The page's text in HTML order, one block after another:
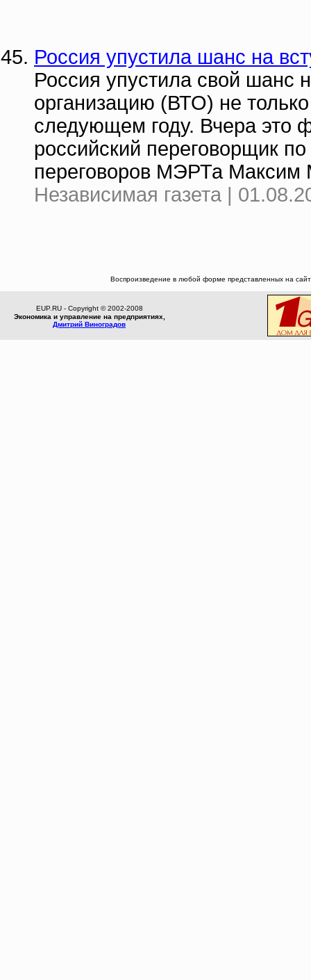
Россия упустила шанс на
Россия упустила свой шанс
организацию (ВТО) не
следующем году. Вчера это
российский переговорщик
переговоров МЭРТа Максим
Независимая газета |
Воспроизведение в любой форме представленных на
EUP.RU - Copyright © 2002-2008
Экономика и управление на предприятиях,
Дмитрий Виноградов